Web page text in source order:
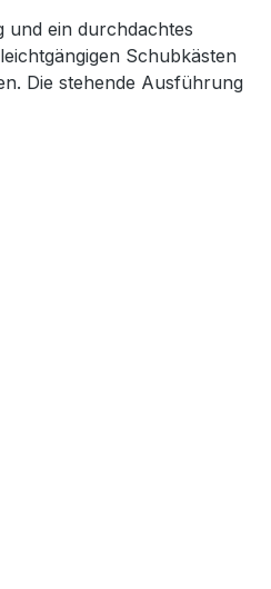
ein durchdachtes
Schubkästen
Die stehende Ausführung